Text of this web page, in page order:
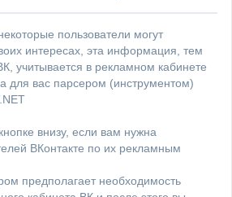
пользователи могут
интересах, эта информация, тем
учитывается в рекламном кабинете
для вас парсером (инструментом)
внизу, если вам нужна
ВКонтакте по их рекламным
предполагает необходимость